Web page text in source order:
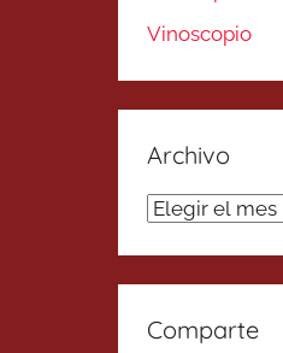
Vinoscopio
Archivo
Archivo
Comparte